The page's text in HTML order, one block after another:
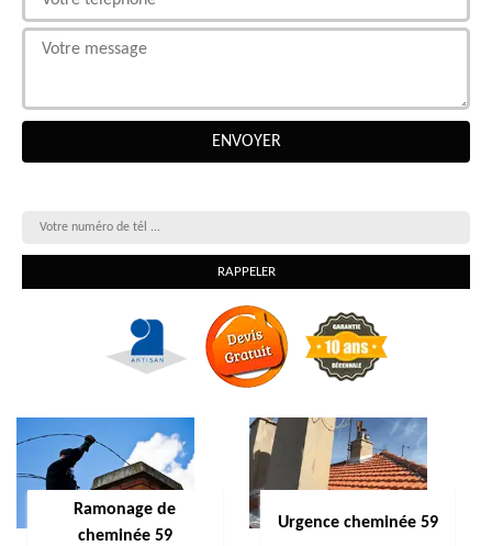
Ramonage de
cheminée 59
Urgence cheminée 59